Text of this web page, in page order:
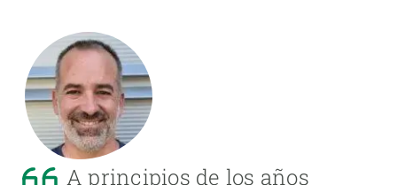
A principios de los años